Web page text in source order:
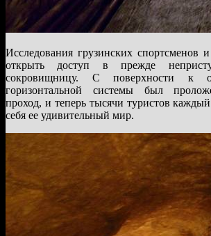
Исследования грузинских спортсменов
открыть доступ в прежде
сокровищницу. С поверхности к
горизонтальной системы был
проход, и теперь тысячи туристов
себя ее удивительный мир.